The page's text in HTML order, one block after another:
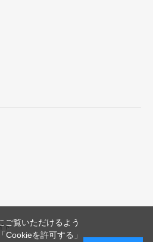
ト
ご覧いただけるよう
Cookieを許可する」